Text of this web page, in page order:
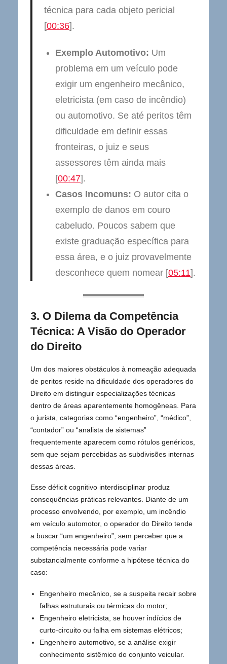
técnica para cada objeto pericial
[00:36].
Exemplo Automotivo: Um
problema em um veículo pode
exigir um engenheiro mecânico,
eletricista (em caso de incêndio)
ou automotivo. Se até peritos têm
dificuldade em definir essas
fronteiras, o juiz e seus
assessores têm ainda mais
[00:47].
Casos Incomuns: O autor cita o
exemplo de danos em couro
cabeludo. Poucos sabem que
existe graduação específica para
essa área, e o juiz provavelmente
desconhece quem nomear [05:11].
3. O Dilema da Competência
Técnica: A Visão do Operador
do Direito
Um dos maiores obstáculos à nomeação adequada
de peritos reside na dificuldade dos operadores do
Direito em distinguir especializações técnicas
dentro de áreas aparentemente homogêneas. Para
o jurista, categorias como “engenheiro”, “médico”,
“contador” ou “analista de sistemas”
frequentemente aparecem como rótulos genéricos,
sem que sejam percebidas as subdivisões internas
dessas áreas.
Esse déficit cognitivo interdisciplinar produz
consequências práticas relevantes. Diante de um
processo envolvendo, por exemplo, um incêndio
em veículo automotor, o operador do Direito tende
a buscar “um engenheiro”, sem perceber que a
competência necessária pode variar
substancialmente conforme a hipótese técnica do
caso:
Engenheiro mecânico, se a suspeita recair sobre
falhas estruturais ou térmicas do motor;
Engenheiro eletricista, se houver indícios de
curto-circuito ou falha em sistemas elétricos;
Engenheiro automotivo, se a análise exigir
conhecimento sistêmico do conjunto veicular.